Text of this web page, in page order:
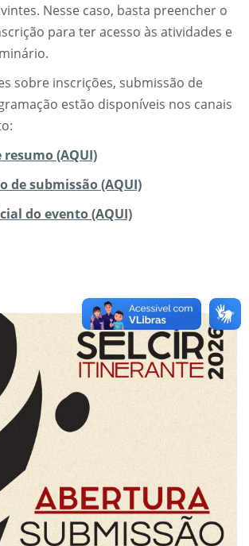
Nesse caso, basta preencher o
para ter acesso às atividades e
sobre inscrições, submissão de
estão disponíveis nos canais
resumo (AQUI)
de submissão (AQUI)
do evento (AQUI)